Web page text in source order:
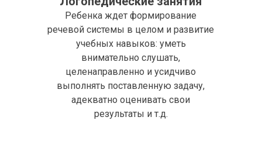
Ребенка ждет формирование
речевой системы в целом и развитие
учебных навыков: уметь
внимательно слушать,
целенаправленно и усидчиво
выполнять поставленную задачу,
адекватно оценивать свои
результаты и т.д.